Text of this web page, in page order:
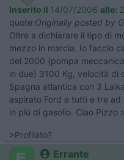
Inserito il 14/07/2006 alle:
quote:Originally posted by
Oltre a dichiarare il tipo di
mezzo in marcia. Io faccio
del 2000 (pompa
in due) 3100 Kg, velocità di
Spagna atlantica con 3
aspirato Ford e tutti e tre
in più di gasolio. Ciao Pizzo
>Profilato?
Errante